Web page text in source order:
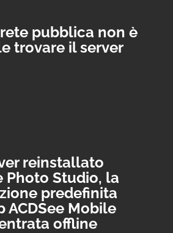
pubblica non è
trovare il server
reinstallato
Photo Studio, la
predefinita
ACDSee Mobile
offline